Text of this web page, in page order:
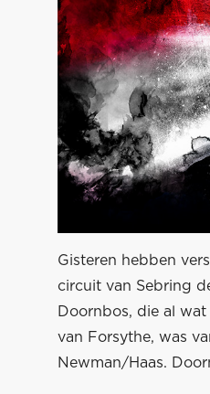
Gisteren hebben
circuit van Sebring
Doornbos, die al
van Forsythe, was
Newman/Haas.